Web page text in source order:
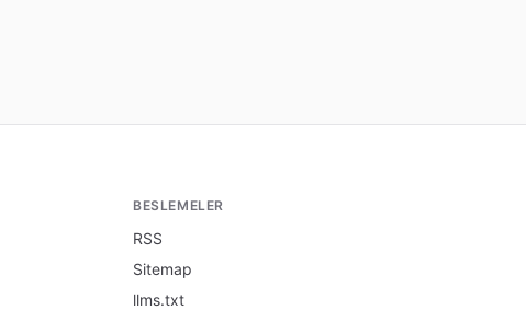
BESLEMELER
RSS
Sitemap
llms.txt